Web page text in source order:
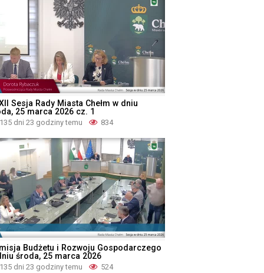
Sesja Rady Miasta Chełm w dniu
25 marca 2026 cz. 1
135 dni 23 godziny temu 834
Budżetu i Rozwoju Gospodarczego
środa, 25 marca 2026
135 dni 23 godziny temu 524